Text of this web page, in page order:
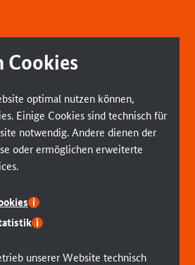
Cookies
optimal nutzen können,
Einige Cookies sind technisch für
notwendig. Andere dienen der
oder ermöglichen erweiterte
unserer Website technisch